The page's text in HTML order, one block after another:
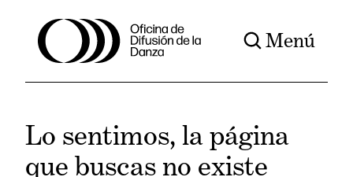
Menú
Lo sentimos, la página
que buscas no existe